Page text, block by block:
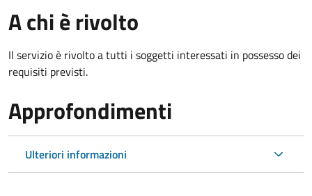
A chi è rivolto
Il servizio è rivolto a tutti i soggetti interessati in possesso dei
requisiti previsti.
Approfondimenti
Ulteriori informazioni